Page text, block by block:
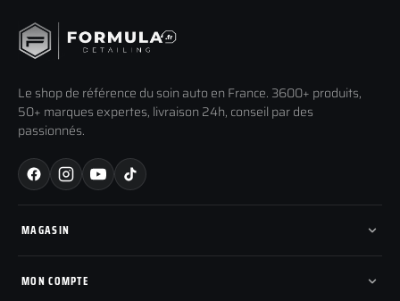
Le shop de référence du soin auto en France. 3600+ produits,
50+ marques expertes, livraison 24h, conseil par des
passionnés.
MAGASIN
Nos marques
MON COMPTE